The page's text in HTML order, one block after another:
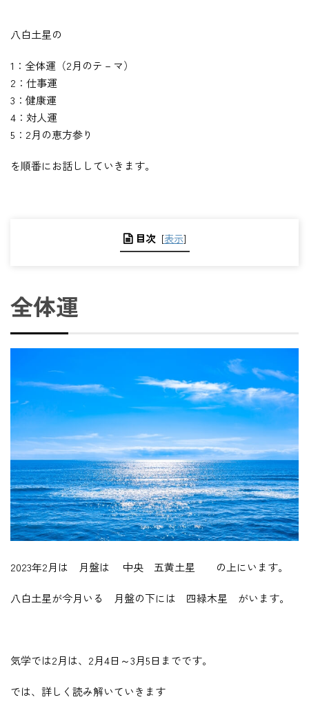
八白土星の
1：全体運（2月のテ－マ）
2：仕事運
3：健康運
4：対人運
5：2月の恵方参り
を順番にお話ししていきます。
目次 [表示]
全体運
2023年2月は 月盤は 中央 五黄土星 の上にいます。
八白土星が今月いる 月盤の下には 四緑木星 がいます。
気学では2月は、2月4日～3月5日までです。
では、詳しく読み解いていきます